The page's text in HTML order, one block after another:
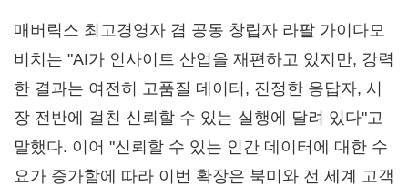
매버릭스 최고경영자 겸 공동 창립자 라팔 가이다모
비치는 "AI가 인사이트 산업을 재편하고 있지만, 강력
한 결과는 여전히 고품질 데이터, 진정한 응답자, 시
장 전반에 걸친 신뢰할 수 있는 실행에 달려 있다"고
말했다. 이어 "신뢰할 수 있는 인간 데이터에 대한 수
요가 증가함에 따라 이번 확장은 북미와 전 세계 고객